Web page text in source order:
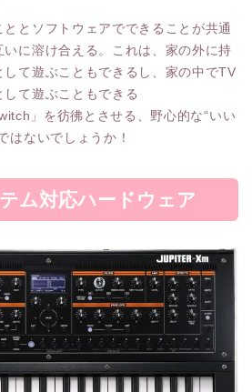
とソフトウェアでできることが共通
に溶け合える。これは、家の外に持
して遊ぶこともできるし、家の中でTV
て遊ぶこともできる
」を彷彿とさせる、野心的な“いい
はないでしょうか！
ム対応ハードウェア